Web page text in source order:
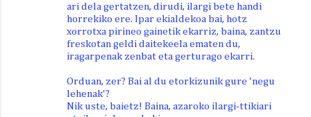
ari dela gertatzen, dirudi, ilargi bete handi
horrekiko ere. Ipar ekialdekoa bai, hotz
xorrotxa pirineo gainetik ekarriz, baina, zantzu
freskotan geldi daitekeela ematen du,
iragarpenak zenbat eta gerturago ekarri.
Orduan, zer? Bai al du etorkizunik gure 'negu
lehenak'?
Nik uste, baietz! Baina, azaroko ilargi-ttikiari